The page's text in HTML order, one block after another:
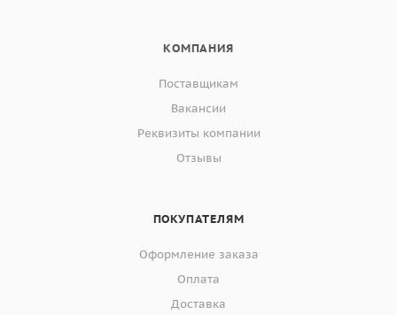
КОМПАНИЯ
Поставщикам
Вакансии
Реквизиты компании
Отзывы
ПОКУПАТЕЛЯМ
Оформление заказа
Оплата
Доставка